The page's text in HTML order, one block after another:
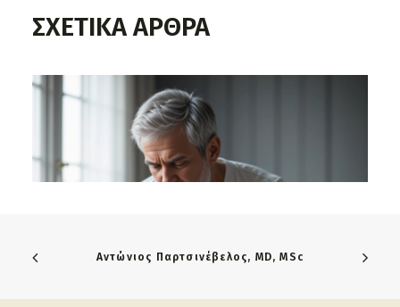
ΣΧΕΤΙΚΑ ΑΡΘΡΑ
Αντώνιος Παρτσινέβελος, MD, MSc